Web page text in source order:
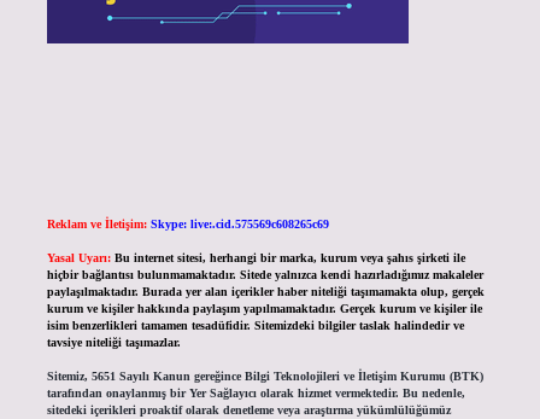
Reklam ve İletişim: Skype: live:.cid.575569c608265c69
Yasal Uyarı: Bu internet sitesi, herhangi bir marka, kurum veya şahıs şirketi ile
hiçbir bağlantısı bulunmamaktadır. Sitede yalnızca kendi hazırladığımız makaleler
paylaşılmaktadır. Burada yer alan içerikler haber niteliği taşımamakta olup, gerçek
kurum ve kişiler hakkında paylaşım yapılmamaktadır. Gerçek kurum ve kişiler ile
isim benzerlikleri tamamen tesadüfidir. Sitemizdeki bilgiler taslak halindedir ve
tavsiye niteliği taşımazlar.
Sitemiz, 5651 Sayılı Kanun gereğince Bilgi Teknolojileri ve İletişim Kurumu (BTK)
tarafından onaylanmış bir Yer Sağlayıcı olarak hizmet vermektedir. Bu nedenle,
sitedeki içerikleri proaktif olarak denetleme veya araştırma yükümlülüğümüz